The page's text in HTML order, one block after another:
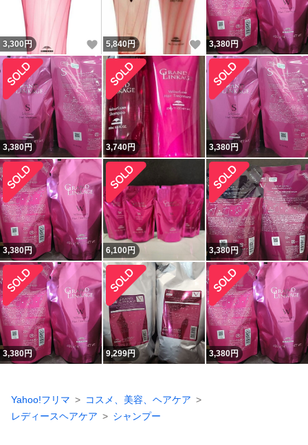
3,300 円 いいね！
5,840円 いいね！
3,380円
3,380円 3,740円 3,380円
3,380円 6,100円 3,380円
3,380円 9,299円 3,380円
Yahoo!フリマ
コスメ、美容、ヘアケア
レディースヘアケア
シャンプー